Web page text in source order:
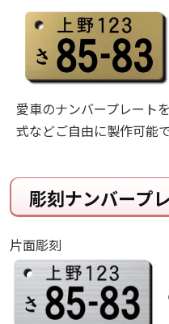
愛車のナンバープレート
式などご自由に製作可能
彫刻ナンバープ
片面彫刻